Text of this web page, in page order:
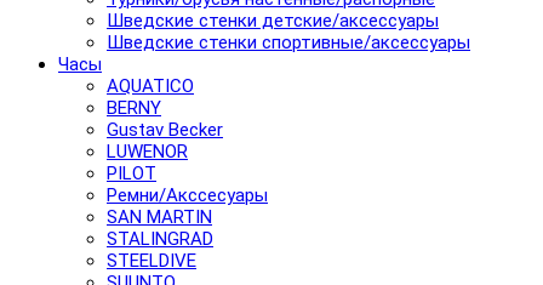
Шведские стенки детские/аксессуары
Шведские стенки спортивные/аксессуары
Часы
AQUATICO
BERNY
Gustav Becker
LUWENOR
PILOT
Pемни/Акссесуары
SAN MARTIN
STALINGRAD
STEELDIVE